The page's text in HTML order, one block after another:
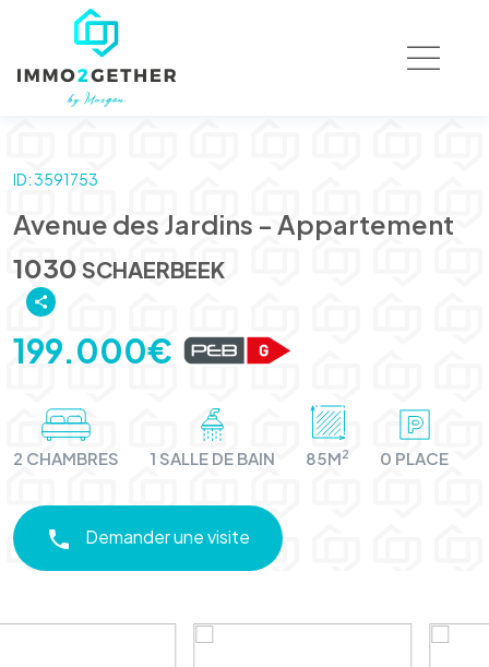
ID: 3591753
Avenue des Jardins - Appartement
1030 SCHAERBEEK
199.000€
2 CHAMBRES 1 SALLE DE BAIN 85M2 0 PLACE
Demander une visite